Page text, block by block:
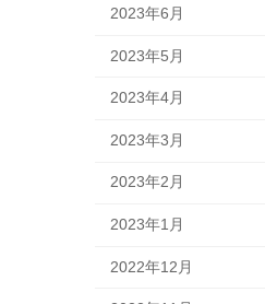
2023年6月
2023年5月
2023年4月
2023年3月
2023年2月
2023年1月
2022年12月